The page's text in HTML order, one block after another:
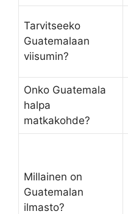
Tarvitseeko
Guatemalaan
viisumin?
Onko Guatemala
halpa
matkakohde?
Millainen on
Guatemalan
ilmasto?